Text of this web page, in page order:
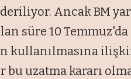
Ancak BM
süre 10
kullanılmasına
bu uzatma kararı